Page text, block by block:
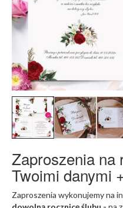
Zaproszenia na
Twoimi danymi
Zaproszenia wykonujemy na